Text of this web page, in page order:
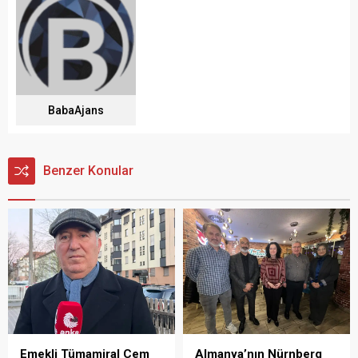
BabaAjans
Benzer Konular
Emekli Tümamiral Cem
Almanya’nın Nürnberg